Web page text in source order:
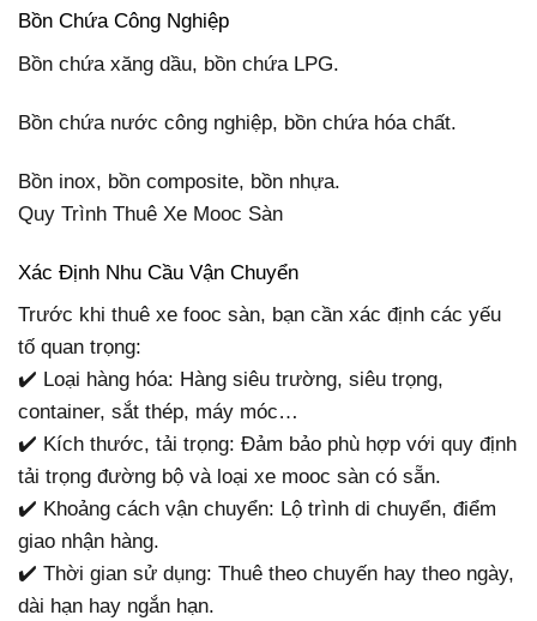
Bồn Chứa Công Nghiệp
Bồn chứa xăng dầu, bồn chứa LPG.
Bồn chứa nước công nghiệp, bồn chứa hóa chất.
Bồn inox, bồn composite, bồn nhựa.
Quy Trình Thuê Xe Mooc Sàn
Xác Định Nhu Cầu Vận Chuyển
Trước khi thuê xe fooc sàn, bạn cần xác định các yếu
tố quan trọng:
✔️ Loại hàng hóa: Hàng siêu trường, siêu trọng,
container, sắt thép, máy móc…
✔️ Kích thước, tải trọng: Đảm bảo phù hợp với quy định
tải trọng đường bộ và loại xe mooc sàn có sẵn.
✔️ Khoảng cách vận chuyển: Lộ trình di chuyển, điểm
giao nhận hàng.
✔️ Thời gian sử dụng: Thuê theo chuyến hay theo ngày,
dài hạn hay ngắn hạn.